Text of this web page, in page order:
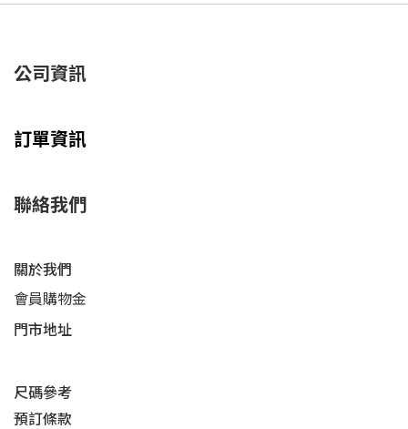
公司資訊
訂單資訊
聯絡我們
關於我們
會員購物金
門市地址
尺碼參考
預訂條款